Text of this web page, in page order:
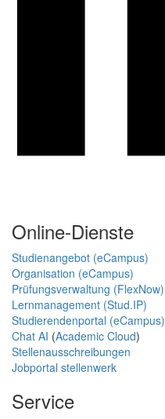
Online-Dienste
Studienangebot (eCampus)
Organisation (eCampus)
Prüfungsverwaltung (FlexNow)
Lernmanagement (Stud.IP)
Studierendenportal (eCampus)
Chat AI (Academic Cloud)
Stellenausschreibungen
Jobportal stellenwerk
Service